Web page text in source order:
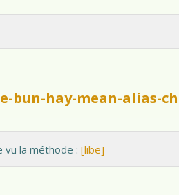
hay-mean-alias-
vu la méthode : [libe]